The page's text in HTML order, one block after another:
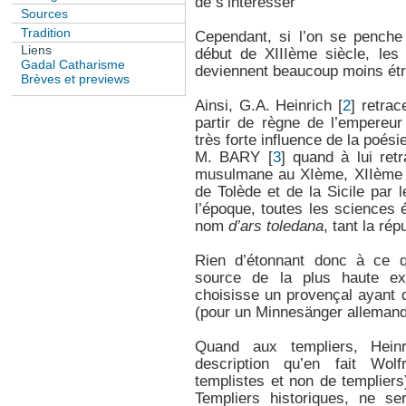
Sources
Tradition
Liens
Gadal Catharisme
Brèves et previews
Cependant, si l’on se
début de XIIIème siècle, les
deviennent beaucoup moins
Ainsi, G.A. Heinrich [2]
partir de règne de
très forte influence de la
M. BARY [3] quand à lui
musulmane au XIème,
de Tolède et de la Sicile par
l’époque, toutes les
nom d’ars toledana, tant la
Rien d’étonnant donc à ce
source de la plus haute
choisisse un provençal ayant
(pour un Minnesänger
Quand aux templiers,
description qu’en fait
templistes et non de
Templiers historiques, ne